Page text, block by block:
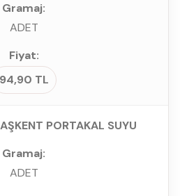
ADET
94,90 TL
PORTAKAL SUYU
ADET